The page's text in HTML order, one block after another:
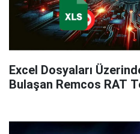
Excel Dosyaları
Bulaşan Remcos RAT